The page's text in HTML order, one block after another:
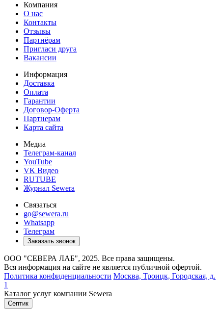
Компания
О нас
Контакты
Отзывы
Партнёрам
Пригласи друга
Вакансии
Информация
Доставка
Оплата
Гарантии
Договор-Оферта
Партнерам
Карта сайта
Медиа
Телеграм-канал
YouTube
VK Видео
RUTUBE
Журнал Sewera
Связаться
go@sewera.ru
Whatsapp
Телеграм
Заказать звонок
ООО "СЕВЕРА ЛАБ", 2025. Все права защищены.
Вся информация на сайте не является публичной офертой.
Политика конфиденциальности Москва, Троицк, Городская, д.
1
Каталог услуг компании Sewera
Септик